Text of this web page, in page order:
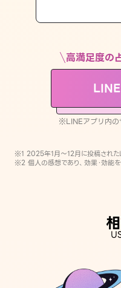
LINE占いを開く
※LINEアプリ内のサービスページへ遷移
高満足度の
※LINEアプリ内の
※1 2025年1月〜12月に投稿された
※2 個人の感想であり、効果・効能